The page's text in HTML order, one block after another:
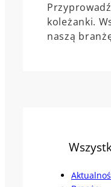
koleżanki.
naszą